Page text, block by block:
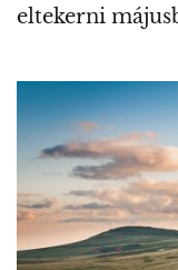
eltekerni